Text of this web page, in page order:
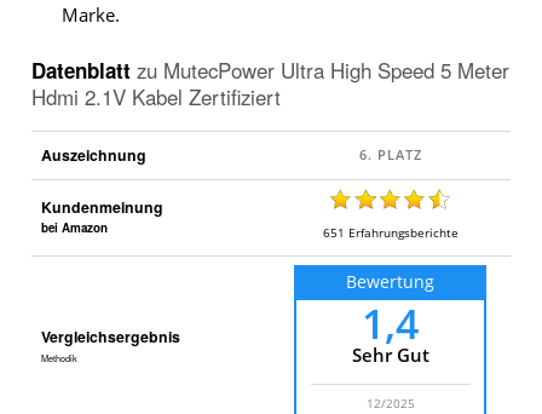
Marke.
Datenblatt zu MutecPower Ultra High Speed 5 Meter
Hdmi 2.1V Kabel Zertifiziert
Auszeichnung
Kundenmeinung
bei Amazon 651 Erfahrungsberichte
Vergleichsergebnis
Methodik
Bewertung
1,4
Sehr Gut
12/2025